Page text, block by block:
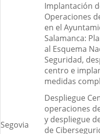
Implantación
Operaciones
en el
Salamanca:
al Esquema
Seguridad,
centro e
medidas
Segovia
Despliegue
operaciones
y despliegue
de